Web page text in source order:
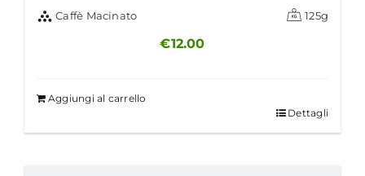
Caffè Macinato
125g
€12.00
Aggiungi al carrello
Dettagli